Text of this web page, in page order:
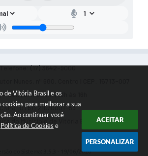
de Vitória Brasil e os
cookies para melhorar a sua
Ao continuar você
Política de Cookies e
ACEITAR
PERSONALIZAR
Telefone: (17) 3642-9000
Sex | 07h às 11h | 13h às 16h
CNPJ: 01.611.210/0001-89
do Município de Vitória Brasil
3.5.3 - 19/06/2026